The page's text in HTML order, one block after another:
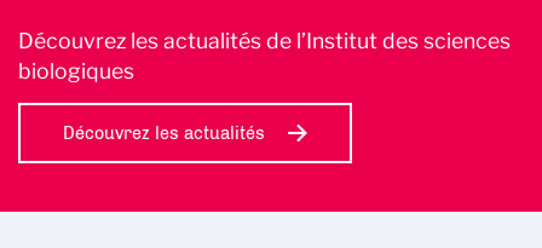
Découvrez les actualités de l’Institut des sciences
biologiques
Découvrez les actualités